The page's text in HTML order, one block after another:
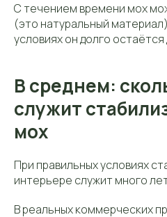
С течением времени мох
(это натуральный
условиях он долго
В среднем:
служит
мох
При правильных условиях
интерьере служит много
В реальных коммерческих